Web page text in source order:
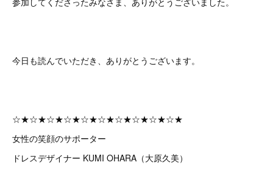
今日も読んでいただき、ありがとうございます。
☆★☆★☆★☆★☆★☆★☆★☆★☆★☆★
女性の笑顔のサポーター
ドレスデザイナー KUMI OHARA（大原久美）